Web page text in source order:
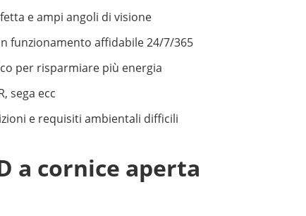
e ampi angoli di visione
funzionamento affidabile 24/7/365
per risparmiare più energia
sega ecc
e requisiti ambientali difficili
a cornice aperta